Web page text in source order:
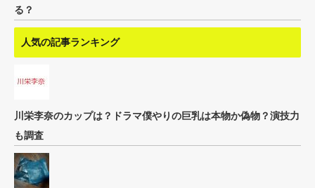
る？
人気の記事ランキング
川栄李奈のカップは？ドラマ僕やりの巨乳は本物か偽物？演技力
も調査